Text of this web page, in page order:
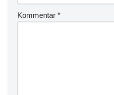
Kommentar *